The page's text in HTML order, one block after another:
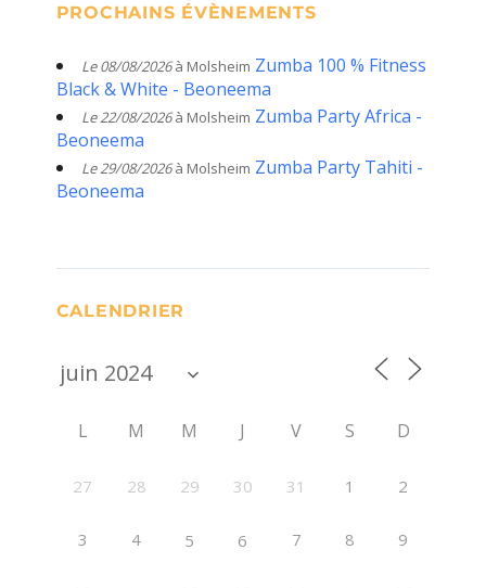
PROCHAINS ÉVÈNEMENTS
Le 08/08/2026à Molsheim Zumba 100 % Fitness
Black & White - Beoneema
Le 22/08/2026à Molsheim Zumba Party Africa -
Beoneema
Le 29/08/2026à Molsheim Zumba Party Tahiti -
Beoneema
CALENDRIER
L M M J V S D
27 28 29 30 31 1 2
3 4 5 6 7 8 9